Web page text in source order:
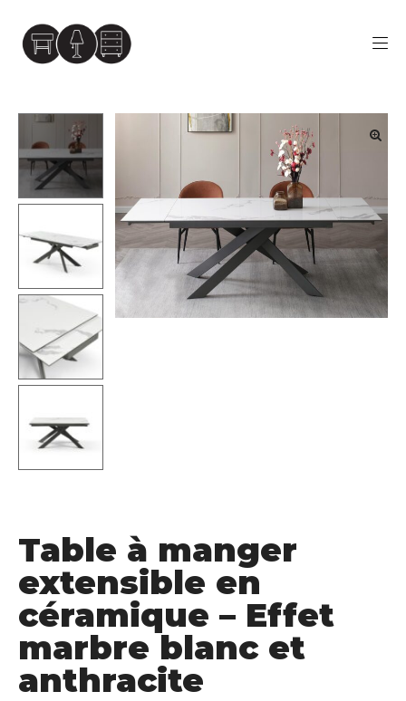
Table à manger
extensible en
céramique – Effet
marbre blanc et
anthracite